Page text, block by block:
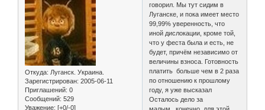
Откуда: Луганск. Украина.
Зарегистрирован: 2005-06-11
Приглашений: 0
Сообщений: 529
Уважение: [+0/-0]
говорил. Мы тут сидим в
Луганске, и пока имеет место
99,99% уверенность, что
иной дислокации, кроме той,
что у феста была и есть, не
будет, причём независимо от
величины взноса. Готовность
платить больше чем в 2 раза
по отношению к прошлому
году, я уже высказал
Осталось дело за